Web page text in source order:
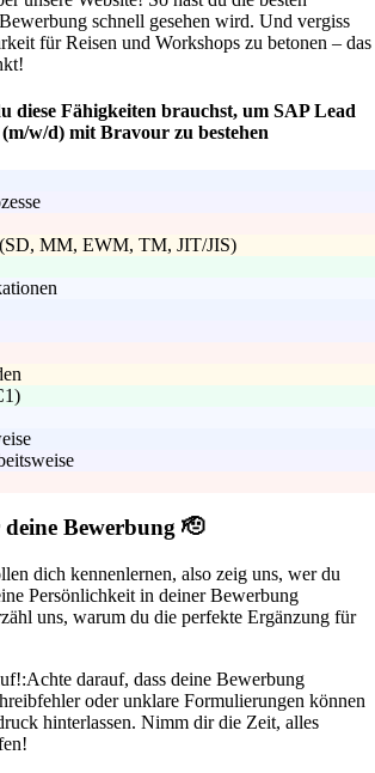
schnell gesehen wird. Und vergiss
für Reisen und Workshops zu betonen – das
diese Fähigkeiten brauchst, um SAP Lead
w/d) mit Bravour zu bestehen
MM, EWM, TM, JIT/JIS)
Bewerbung 🫡
dich kennenlernen, also zeig uns, wer du
Persönlichkeit in deiner Bewerbung
uns, warum du die perfekte Ergänzung für
Achte darauf, dass deine Bewerbung
oder unklare Formulierungen können
hinterlassen. Nimm dir die Zeit, alles